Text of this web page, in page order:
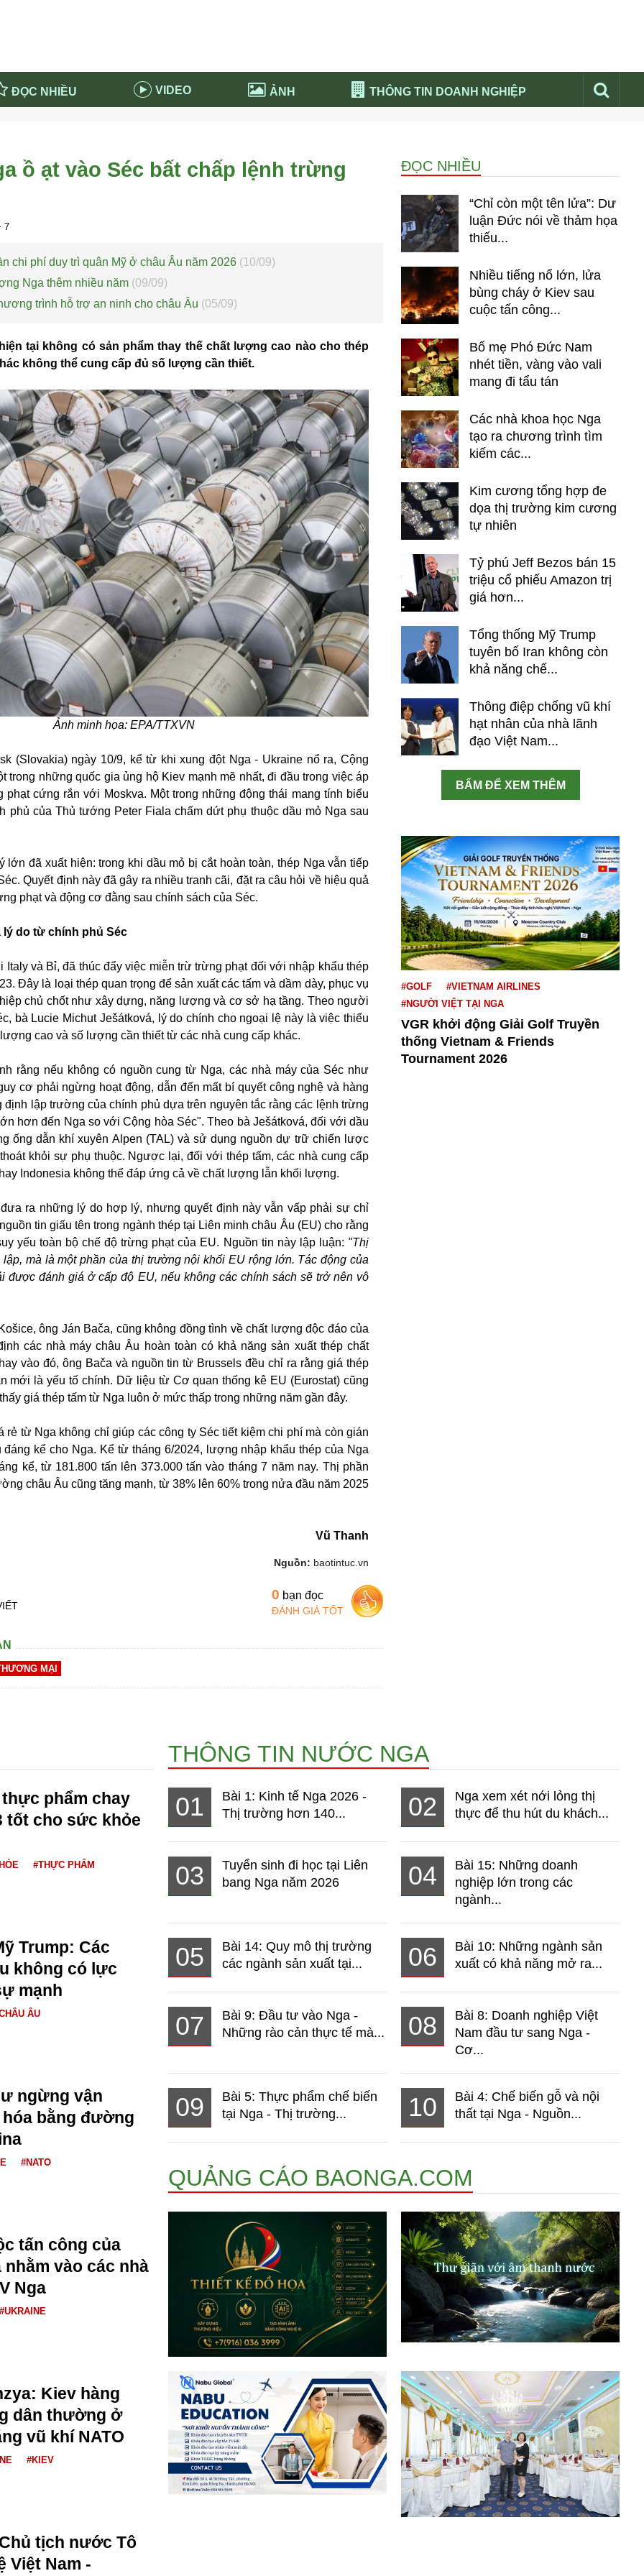
ĐỌC NHIỀU VIDEO ẢNH THÔNG TIN DOANH NGHIỆP
Nổi bật báo nga
Nga NABU EDUCATION
Thư viện media
nước Nga
Phân tích thị trường Nga 2026
ồ ạt vào Séc bất chấp lệnh trừng
7
chi phí duy trì quân Mỹ ở châu Âu năm 2026 (10/09)
Nga thêm nhiều năm (09/09)
trình hỗ trợ an ninh cho châu Âu (05/09)
tại không có sản phẩm thay thế chất lượng cao nào cho thép
không thể cung cấp đủ số lượng cần thiết.
Ảnh minh họa: EPA/TTXVN
(Slovakia) ngày 10/9, kể từ khi xung đột Nga - Ukraine nổ ra, Cộng
trong những quốc gia ủng hộ Kiev mạnh mẽ nhất, đi đầu trong việc áp
phạt cứng rắn với Moskva. Một trong những động thái mang tính biểu
phủ của Thủ tướng Peter Fiala chấm dứt phụ thuộc dầu mỏ Nga sau
lớn đã xuất hiện: trong khi dầu mỏ bị cắt hoàn toàn, thép Nga vẫn tiếp
Quyết định này đã gây ra nhiều tranh cãi, đặt ra câu hỏi về hiệu quả
phạt và động cơ đằng sau chính sách của Séc.
lý do từ chính phủ Séc
Italy và Bỉ, đã thúc đẩy việc miễn trừ trừng phạt đối với nhập khẩu thép
Đây là loại thép quan trọng để sản xuất các tấm và dầm dày, phục vụ
chủ chốt như xây dựng, năng lượng và cơ sở hạ tầng. Theo người
bà Lucie Michut Ješátková, lý do chính cho ngoại lệ này là việc thiếu
cao và số lượng cần thiết từ các nhà cung cấp khác.
rằng nếu không có nguồn cung từ Nga, các nhà máy của Séc như
cơ phải ngừng hoạt động, dẫn đến mất bí quyết công nghệ và hàng
định lập trường của chính phủ dựa trên nguyên tắc rằng các lệnh trừng
hơn đến Nga so với Cộng hòa Séc". Theo bà Ješátková, đối với dầu
ống dẫn khí xuyên Alpen (TAL) và sử dụng nguồn dự trữ chiến lược
khỏi sự phụ thuộc. Ngược lại, đối với thép tấm, các nhà cung cấp
Indonesia không thể đáp ứng cả về chất lượng lẫn khối lượng.
ra những lý do hợp lý, nhưng quyết định này vẫn vấp phải sự chỉ
tin giấu tên trong ngành thép tại Liên minh châu Âu (EU) cho rằng
yếu toàn bộ chế độ trừng phạt của EU. Nguồn tin này lập luận: "Thị
mà là một phần của thị trường nội khối EU rộng lớn. Tác động của
được đánh giá ở cấp độ EU, nếu không các chính sách sẽ trở nên vô
ông Ján Bača, cũng không đồng tình về chất lượng độc đáo của
các nhà máy châu Âu hoàn toàn có khả năng sản xuất thép chất
vào đó, ông Bača và nguồn tin từ Brussels đều chỉ ra rằng giá thép
mới là yếu tố chính. Dữ liệu từ Cơ quan thống kê EU (Eurostat) cũng
giá thép tấm từ Nga luôn ở mức thấp trong những năm gần đây.
rẻ từ Nga không chỉ giúp các công ty Séc tiết kiệm chi phí mà còn gián
đáng kể cho Nga. Kể từ tháng 6/2024, lượng nhập khẩu thép của Nga
kể, từ 181.800 tấn lên 373.000 tấn vào tháng 7 năm nay. Thị phần
châu Âu cũng tăng mạnh, từ 38% lên 60% trong nửa đầu năm 2025
Vũ Thanh
Nguồn: baotintuc.vn
0 bạn đọc
ĐÁNH GIÁ TỐT
MẠI
ĐỌC NHIỀU
“Chỉ còn một tên lửa”: Dư
luận Đức nói về thảm họa
thiếu...
Nhiều tiếng nổ lớn, lửa
bùng cháy ở Kiev sau
cuộc tấn công...
Bố mẹ Phó Đức Nam
nhét tiền, vàng vào vali
mang đi tẩu tán
Các nhà khoa học Nga
tạo ra chương trình tìm
kiếm các...
Kim cương tổng hợp đe
dọa thị trường kim cương
tự nhiên
Tỷ phú Jeff Bezos bán 15
triệu cổ phiếu Amazon trị
giá hơn...
Tổng thống Mỹ Trump
tuyên bố Iran không còn
khả năng chế...
Thông điệp chống vũ khí
hạt nhân của nhà lãnh
đạo Việt Nam...
BẤM ĐỂ XEM THÊM
#GOLF
#VIETNAM AIRLINES
#NGƯỜI VIỆT TẠI NGA
VGR khởi động Giải Golf Truyền
thống Vietnam & Friends
Tournament 2026
phẩm chay
tốt cho sức khỏe
#THỰC PHẨM
Trump: Các
không có lực
mạnh
ÂU
ngừng vận
bằng đường
#NATO
tấn công của
nhằm vào các nhà
Nga
#UKRAINE
Kiev hàng
dân thường ở
vũ khí NATO
#KIEV
tịch nước Tô
Việt Nam -
THÔNG TIN NƯỚC NGA
01
Bài 1: Kinh tế Nga 2026 -
Thị trường hơn 140...
02
Nga xem xét nới lỏng thị
thực để thu hút du khách...
03
Tuyển sinh đi học tại Liên
bang Nga năm 2026
04
Bài 15: Những doanh
nghiệp lớn trong các
ngành...
05
Bài 14: Quy mô thị trường
các ngành sản xuất tại...
06
Bài 10: Những ngành sản
xuất có khả năng mở ra...
07
Bài 9: Đầu tư vào Nga -
Những rào cản thực tế mà...
08
Bài 8: Doanh nghiệp Việt
Nam đầu tư sang Nga -
Cơ...
09
Bài 5: Thực phẩm chế biến
tại Nga - Thị trường...
10
Bài 4: Chế biến gỗ và nội
thất tại Nga - Nguồn...
QUẢNG CÁO BAONGA.COM